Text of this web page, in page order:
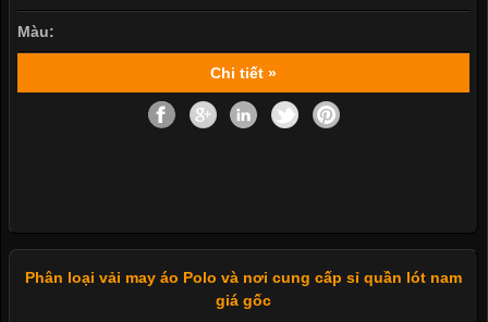
Màu:
Chi tiết »
Phân loại vải may áo Polo và nơi cung cấp sỉ quần lót nam
giá gốc